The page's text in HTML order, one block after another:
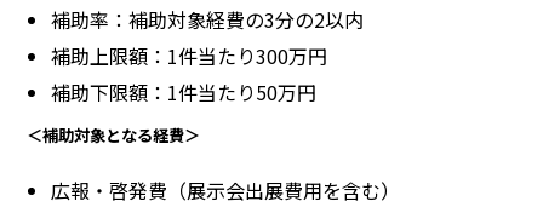
補助率：補助対象経費の3分の2以内
補助上限額：1件当たり300万円
補助下限額：1件当たり50万円
＜補助対象となる経費＞
広報・啓発費（展示会出展費用を含む）